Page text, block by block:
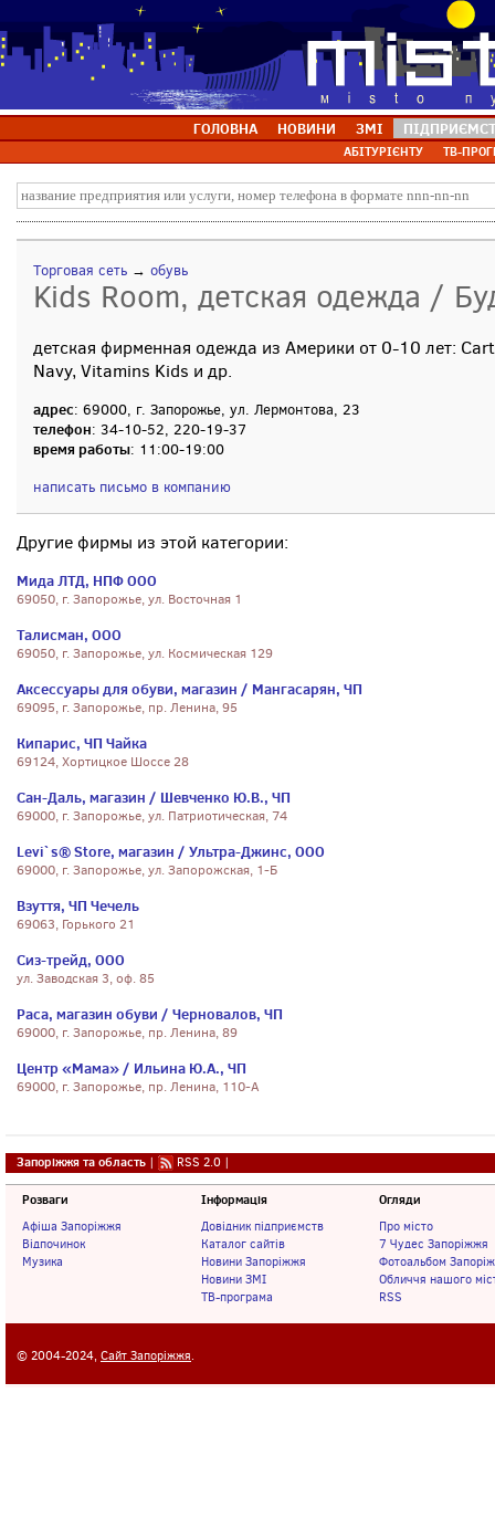
ГОЛОВНА НОВИНИ ЗМІ
АБІТУРІЄНТУ ТВ-
Торговая сеть → обувь
Kids Room, детская одежда /
детская фирменная одежда из Америки от 0-10 лет:
Navy, Vitamins Kids и др.
адрес: 69000, г. Запорожье, ул. Лермонтова, 23
телефон: 34-10-52, 220-19-37
время работы: 11:00-19:00
написать письмо в компанию
Другие фирмы из этой категории:
Мида ЛТД, НПФ ООО
69050, г. Запорожье, ул. Восточная 1
Талисман, ООО
69050, г. Запорожье, ул. Космическая 129
Аксессуары для обуви, магазин / Мангасарян, ЧП
69095, г. Запорожье, пр. Ленина, 95
Кипарис, ЧП Чайка
69124, Хортицкое Шоссе 28
Сан-Даль, магазин / Шевченко Ю.В., ЧП
69000, г. Запорожье, ул. Патриотическая, 74
Levi`s® Store, магазин / Ультра-Джинс, ООО
69000, г. Запорожье, ул. Запорожская, 1-Б
Взуття, ЧП Чечель
69063, Горького 21
Сиз-трейд, ООО
ул. Заводская 3, оф. 85
Раса, магазин обуви / Черновалов, ЧП
69000, г. Запорожье, пр. Ленина, 89
Центр «Мама» / Ильина Ю.А., ЧП
69000, г. Запорожье, пр. Ленина, 110-А
Запоріжжя та область | RSS 2.0 |
Розваги
Афіша Запоріжжя
Відпочинок
Музика
Інформація
Довідник підприємств
Каталог сайтів
Новини Запоріжжя
Новини ЗМІ
ТВ-програма
Огляди
Про місто
7 Чудес Запоріжжя
Фотоальбом
Обличчя нашого
RSS
© 2004-2024, Сайт Запоріжжя.